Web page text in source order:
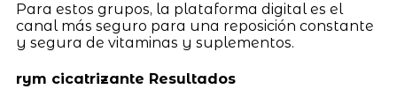
Para estos grupos, la plataforma digital es el
canal más seguro para una reposición constante
y segura de vitaminas y suplementos.
rym cicatrizante Resultados